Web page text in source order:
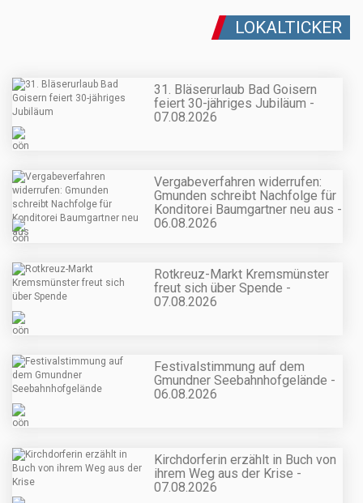
LOKALTICKER
31. Bläserurlaub Bad Goisern
feiert 30-jähriges Jubiläum -
07.08.2026
Vergabeverfahren widerrufen:
Gmunden schreibt Nachfolge für
Konditorei Baumgartner neu aus -
06.08.2026
Rotkreuz-Markt Kremsmünster
freut sich über Spende -
07.08.2026
Festivalstimmung auf dem
Gmundner Seebahnhofgelände -
06.08.2026
Kirchdorferin erzählt in Buch von
ihrem Weg aus der Krise -
07.08.2026